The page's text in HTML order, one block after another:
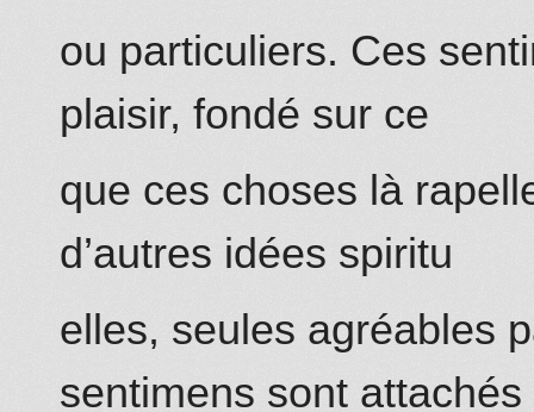
ou particuliers. Ces
plaisir, fondé sur ce
que ces choses là
d’autres idées spiritu
elles, seules agréables
sentimens sont attachés